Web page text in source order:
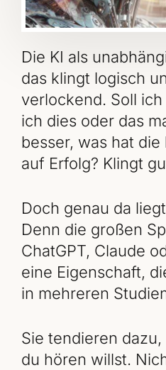
Die KI als
das klingt logisch
verlockend. Soll
ich dies oder das
besser, was hat
auf Erfolg? Klingt
Doch genau da
Denn die großen
ChatGPT, Claude
eine Eigenschaft,
in mehreren
Sie tendieren
du hören willst.